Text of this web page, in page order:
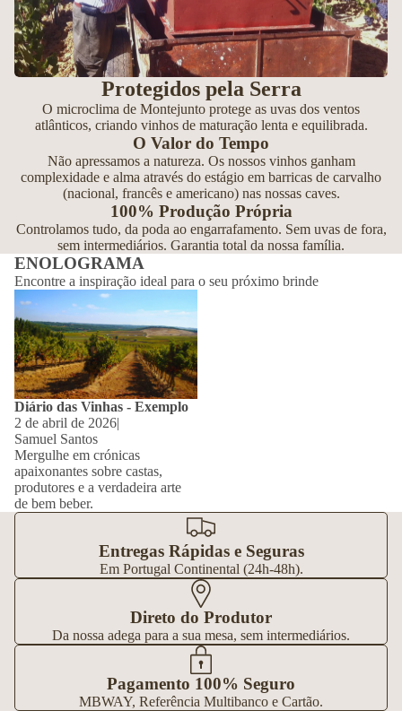
Protegidos pela Serra
O microclima de Montejunto protege as uvas dos ventos
atlânticos, criando vinhos de maturação lenta e equilibrada.
O Valor do Tempo
Não apressamos a natureza. Os nossos vinhos ganham
complexidade e alma através do estágio em barricas de carvalho
(nacional, francês e americano) nas nossas caves.
100% Produção Própria
Controlamos tudo, da poda ao engarrafamento. Sem uvas de fora,
sem intermediários. Garantia total da nossa família.
ENOLOGRAMA
Encontre a inspiração ideal para o seu próximo brinde
Diário das Vinhas - Exemplo
Diário das Vinhas - Exemplo
2 de abril de 2026|
Samuel Santos
Mergulhe em crónicas
apaixonantes sobre castas,
produtores e a verdadeira arte
de bem beber.
Entregas Rápidas e Seguras
Em Portugal Continental (24h-48h).
Direto do Produtor
Da nossa adega para a sua mesa, sem intermediários.
Pagamento 100% Seguro
MBWAY, Referência Multibanco e Cartão.